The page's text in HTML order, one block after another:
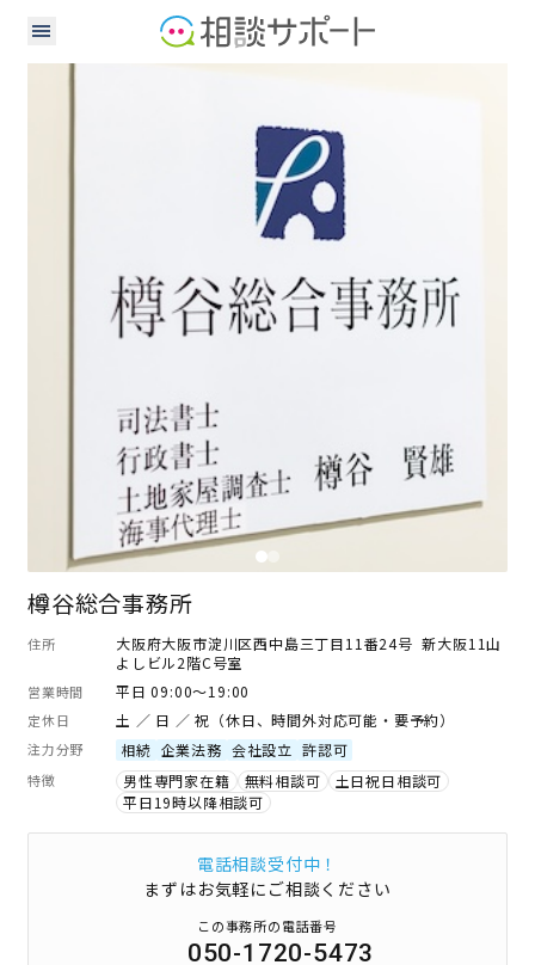
行政書士 土地家屋調査士
樽谷総合事務所
住所
大阪府大阪市淀川区西中島三丁目11番24号 新大阪11山
よしビル2階C号室
営業時間 平日 09:00～19:00
定休日 土 ／ 日 ／ 祝（休日、時間外対応可能・要予約）
注力分野 相続 企業法務 会社設立 許認可
特徴 男性専門家在籍 無料相談可
土日祝日相談可
平日19時以降相談可
電話相談受付中！
まずはお気軽にご相談ください
この事務所の電話番号
050-1720-5473